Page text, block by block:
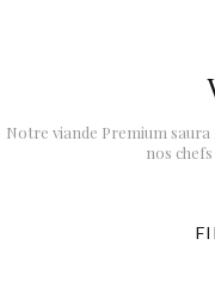
Notre viande Premium
nos